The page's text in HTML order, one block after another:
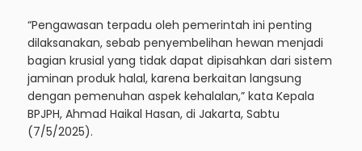
“Pengawasan terpadu oleh pemerintah ini penting
dilaksanakan, sebab penyembelihan hewan menjadi
bagian krusial yang tidak dapat dipisahkan dari sistem
jaminan produk halal, karena berkaitan langsung
dengan pemenuhan aspek kehalalan,” kata Kepala
BPJPH, Ahmad Haikal Hasan, di Jakarta, Sabtu
(7/5/2025).